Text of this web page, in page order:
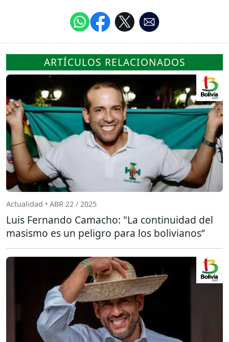
ARTÍCULOS RELACIONADOS
Actualidad • ABR 22 / 2025
Luis Fernando Camacho: "La continuidad del
masismo es un peligro para los bolivianos”